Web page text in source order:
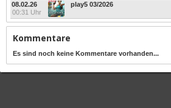
08.02.26
00:31 Uhr
play5 03/2026
Kommentare
Es sind noch keine Kommentare vorhanden...